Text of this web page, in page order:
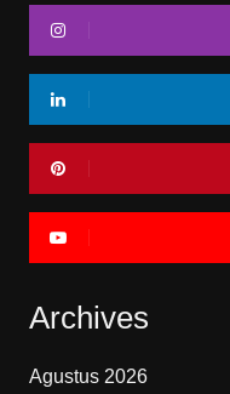
Archives
Agustus 2026